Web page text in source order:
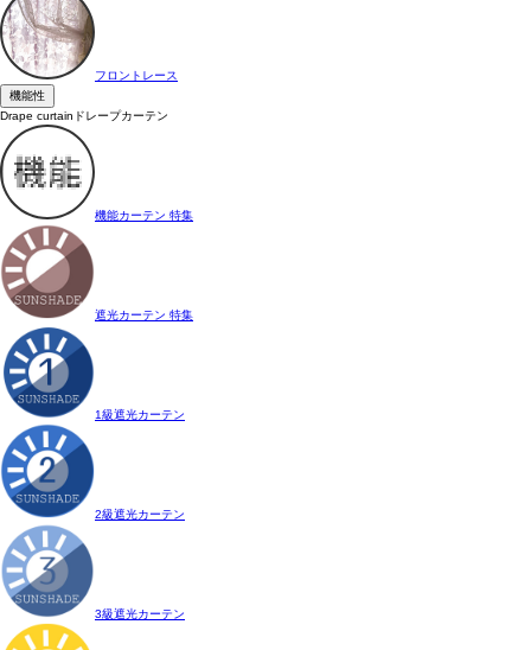
フロントレース
機能性
Drape curtain ドレープカーテン
機能カーテン 特集
遮光カーテン 特集
1級遮光カーテン
2級遮光カーテン
3級遮光カーテン